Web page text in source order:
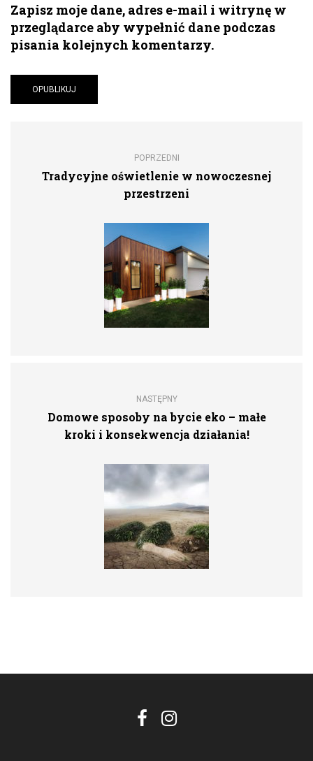
Zapisz moje dane, adres e-mail i witrynę w
przeglądarce aby wypełnić dane podczas
pisania kolejnych komentarzy.
POPRZEDNI
Tradycyjne oświetlenie w nowoczesnej
przestrzeni
NASTĘPNY
Domowe sposoby na bycie eko – małe
kroki i konsekwencja działania!